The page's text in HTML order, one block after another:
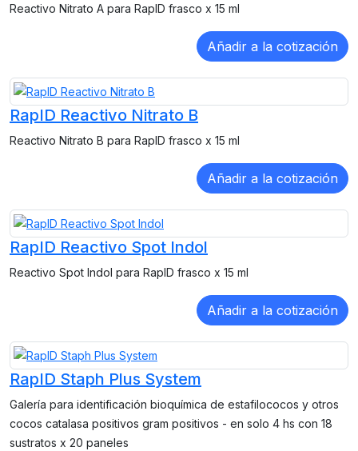
Reactivo Nitrato A para RapID frasco x 15 ml
RapID Reactivo Nitrato B
Reactivo Nitrato B para RapID frasco x 15 ml
RapID Reactivo Spot Indol
Reactivo Spot Indol para RapID frasco x 15 ml
RapID Staph Plus System
Galería para identificación bioquímica de estafilococos y otros
cocos catalasa positivos gram positivos - en solo 4 hs con 18
sustratos x 20 paneles